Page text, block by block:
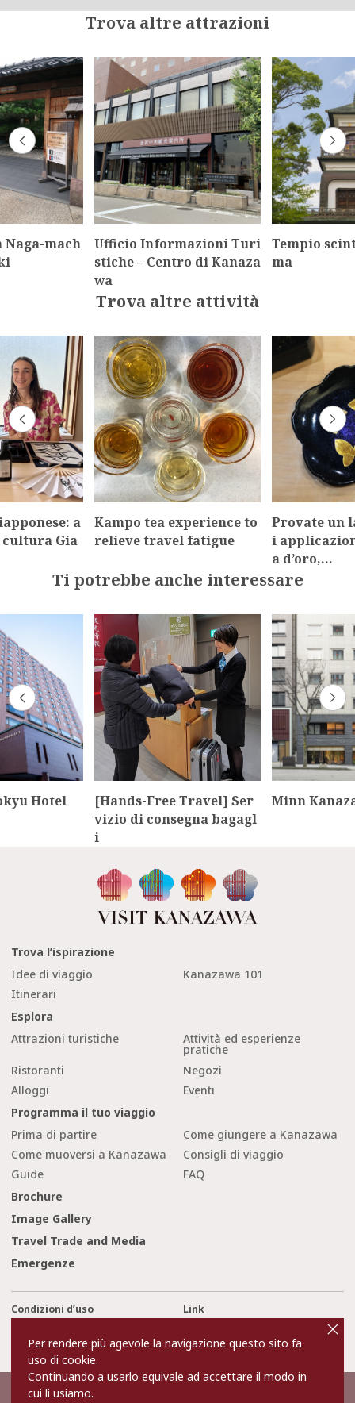
Trova altre attrazioni
Naga-mach
Ufficio Informazioni Turi
stiche – Centro di Kanaza
wa
Tempio
ma
Trova altre attività
a
Gia
Kampo tea experience to
relieve travel fatigue
Provate un
i
a d’oro,…
Ti potrebbe anche interessare
Hotel
[Hands-Free Travel] Ser
vizio di consegna bagagl
i
Minn
Trova l’ispirazione
Idee di viaggio
Kanazawa 101
Itinerari
Esplora
Attrazioni turistiche
Attività ed esperienze
pratiche
Ristoranti
Negozi
Alloggi
Eventi
Programma il tuo viaggio
Prima di partire
Come giungere a Kanazawa
Come muoversi a Kanazawa
Consigli di viaggio
Guide
FAQ
Brochure
Image Gallery
Travel Trade and Media
Emergenze
Condizioni d’uso
Link
Contact Us
©2022 Kanazawa City Tourism Association.
Per rendere più agevole la navigazione questo sito fa
uso di cookie.
Continuando a usarlo equivale ad accettare il modo in
cui li usiamo.
o
s